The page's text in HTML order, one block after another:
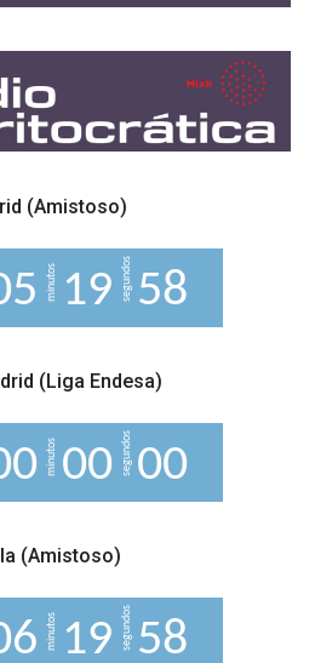
(Amistoso)
5 minutos 19 segundos57
8
(Liga Endesa)
0 minutos 00segundos00
(Amistoso)
6 minutos 19 segundos57